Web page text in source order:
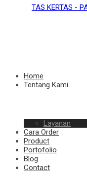
–
KERTAS
Home
Tentang Kami
Layanan
Cara Order
Product
Portofolio
Blog
Contact